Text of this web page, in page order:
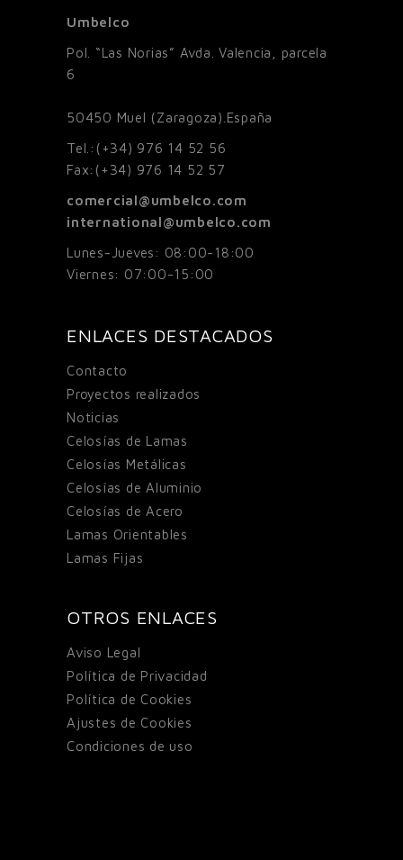
Umbelco
Pol. “Las Norias” Avda. Valencia, parcela
6
50450 Muel (Zaragoza).España
Tel.: (+34) 976 14 52 56
Fax: (+34) 976 14 52 57
comercial@umbelco.com
international@umbelco.com
Lunes-Jueves: 08:00-18:00
Viernes: 07:00-15:00
ENLACES DESTACADOS
Contacto
Proyectos realizados
Noticias
Celosías de Lamas
Celosías Metálicas
Celosías de Aluminio
Celosías de Acero
Lamas Orientables
Lamas Fijas
OTROS ENLACES
Aviso Legal
Política de Privacidad
Política de Cookies
Ajustes de Cookies
Condiciones de uso